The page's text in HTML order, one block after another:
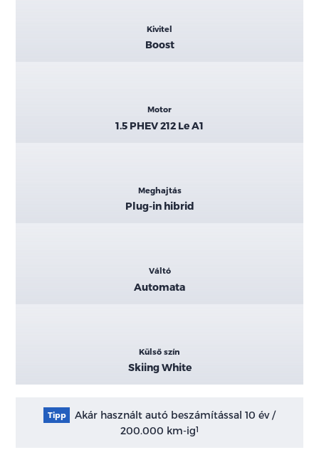
Kivitel
Boost
Motor
1.5 PHEV 212 Le A1
Meghajtás
Plug-in hibrid
Váltó
Automata
Külső szín
Skiing White
Tipp
Akár használt autó beszámítással 10 év /
200.000 km-ig1